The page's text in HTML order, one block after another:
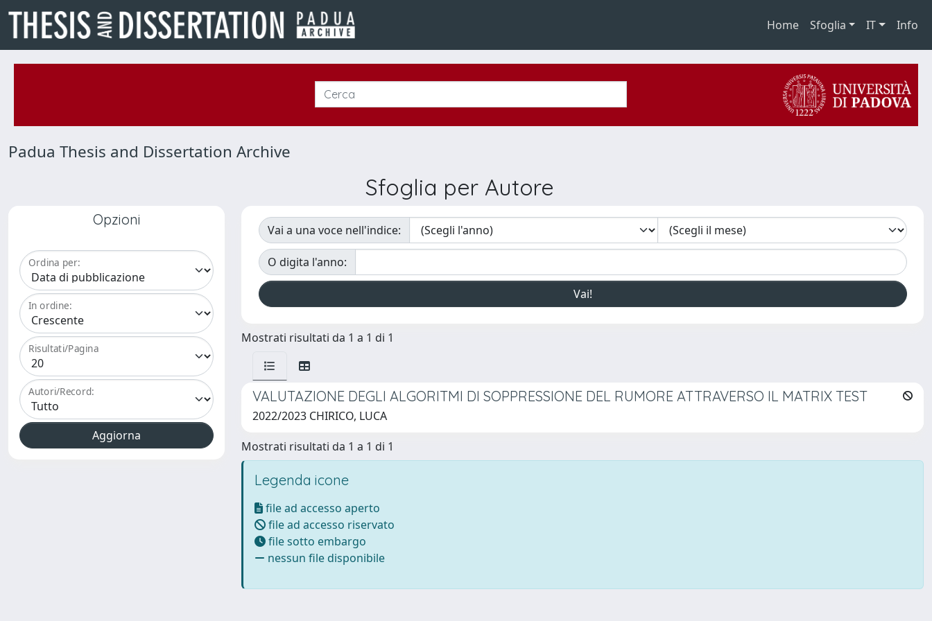
Home Sfoglia IT Info
Padua Thesis and Dissertation Archive
Sfoglia per Autore
Opzioni
Ordina per:
In ordine:
Risultati/Pagina
Autori/Record:
Vai a una voce nell'indice:
O digita l'anno:
Mostrati risultati da 1 a 1 di 1
VALUTAZIONE DEGLI ALGORITMI DI SOPPRESSIONE DEL RUMORE ATTRAVERSO IL MATRIX TEST
2022/2023 CHIRICO, LUCA
Mostrati risultati da 1 a 1 di 1
Legenda icone
file ad accesso aperto
file ad accesso riservato
file sotto embargo
nessun file disponibile